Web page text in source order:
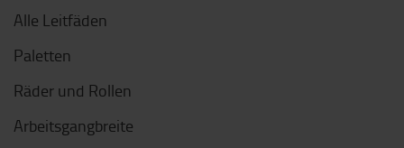
Alle Leitfäden
Paletten
Räder und Rollen
Arbeitsgangbreite